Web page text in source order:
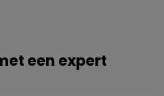
een expert